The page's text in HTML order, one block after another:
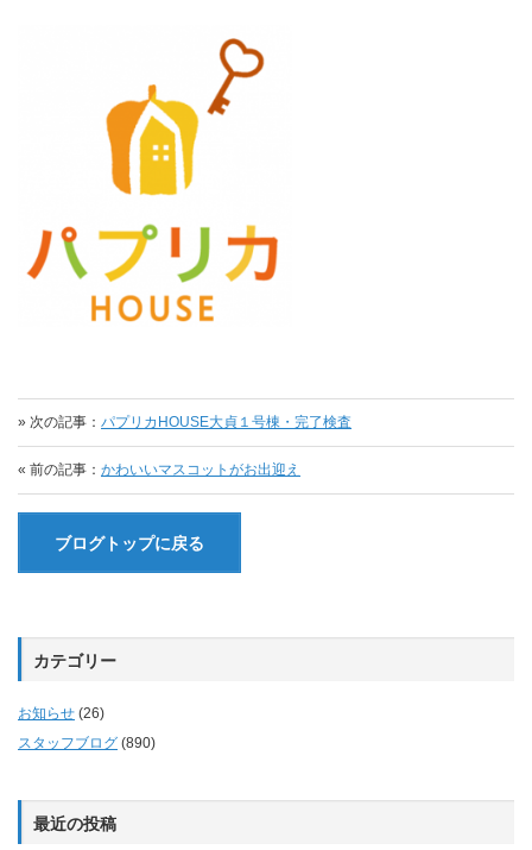
» 次の記事： パプリカHOUSE大貞１号棟・完了検査
« 前の記事： かわいいマスコットがお出迎え
ブログトップに戻る
カテゴリー
お知らせ (26)
スタッフブログ (890)
最近の投稿